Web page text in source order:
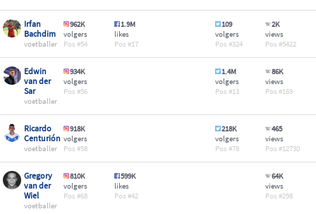
Irfan
Bachdim
voetballer
962K
volgers
54
1.9M
likes
17
109
volgers
324
2K
views
5422
Edwin
van der
Sar
voetballer
934K
volgers
56
1.4M
volgers
13
86K
views
169
Ricardo
Centurión
voetballer
918K
volgers
58
218K
volgers
78
465
views
12730
Gregory
van der
Wiel
voetballer
810K
volgers
68
599K
likes
42
64K
views
298